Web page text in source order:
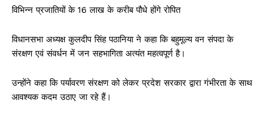
विभिन्न प्रजातियों के 16 लाख के करीब पौधे होंगे रोपित
विधानसभा अध्यक्ष कुलदीप सिंह पठानिया ने कहा कि बहुमूल्य वन संपदा के
संरक्षण एवं संवर्धन में जन सहभागिता अत्यंत महत्वपूर्ण है।
उन्होंने कहा कि पर्यावरण संरक्षण को लेकर प्रदेश सरकार द्वारा गंभीरता के साथ
आवश्यक कदम उठाए जा रहे हैं।